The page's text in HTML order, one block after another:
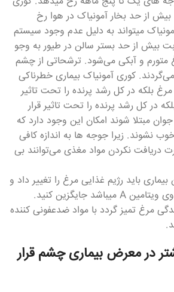
از حد بخار آمونیاک در هوا رخ
میتواند به دلیل عدم وجود سیستم
بیش از حد بستر سالن در طیور به وجو
متورم و آبکی می‌شود. ترشحاتی از چشم
کوری آمونیاک بیماری خطرناکی
بلکه در کل رشد پرنده را تحت تاثیر
در کل رشد پرنده را تحت تاثیر قرار
مبتلا شوند امکان این وجود دارد که
نشوند. زیرا جوجه ها به اندازه کافی
دریافت نکردن مواد مغذی می‌توانند بی
باید رژیم غذایی مرغ را تغییر داد و
غذاهای بیشتری که حاوی ویتامین A میباشد جایگزین کنید.
مرغ تمیز گردد با مواد ضدعفونی کننده
در معرض بیماری چشم قرار